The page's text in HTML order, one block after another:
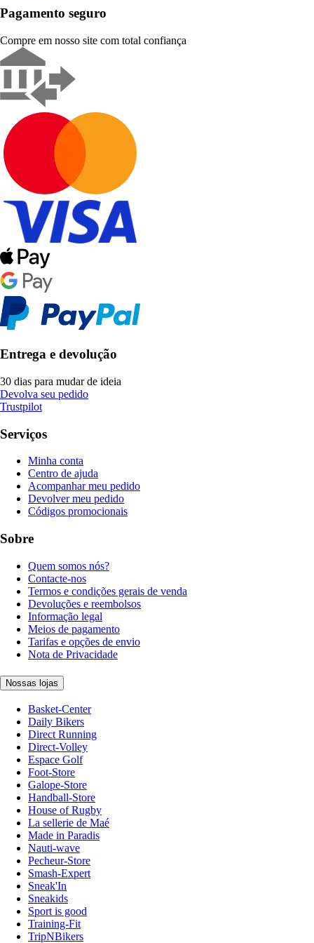
Pagamento seguro
Compre em nosso site com total confiança
Entrega e devolução
30 dias para mudar de ideia
Devolva seu pedido
Trustpilot
Serviços
Minha conta
Centro de ajuda
Acompanhar meu pedido
Devolver meu pedido
Códigos promocionais
Sobre
Quem somos nós?
Contacte-nos
Termos e condições gerais de venda
Devoluções e reembolsos
Informação legal
Meios de pagamento
Tarifas e opções de envio
Nota de Privacidade
Nossas lojas
Basket-Center
Daily Bikers
Direct Running
Direct-Volley
Espace Golf
Foot-Store
Galope-Store
Handball-Store
House of Rugby
La sellerie de Maé
Made in Paradis
Nauti-wave
Pecheur-Store
Smash-Expert
Sneak'In
Sneakids
Sport is good
Training-Fit
TripNBikers